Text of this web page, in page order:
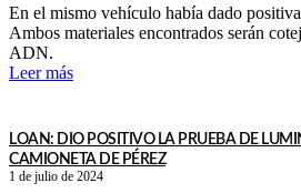
En el mismo vehículo había dado
Ambos materiales encontrados serán
ADN.
Leer más
LOAN: DIO POSITIVO LA PRUEBA DE
CAMIONETA DE PÉREZ
1 de julio de 2024